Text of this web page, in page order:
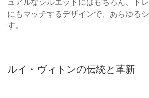
ュアルなシルエットにはもちろん、ド
にもマッチするデザインで、あらゆる
す。
ルイ・ヴィトンの伝統と革新